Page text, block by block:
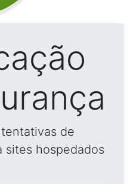
de
sites hospedados